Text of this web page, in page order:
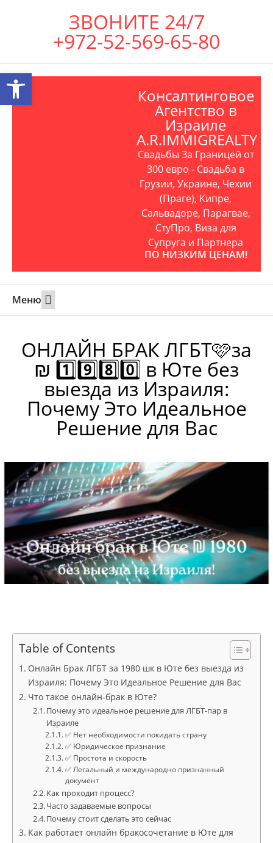
ЗВОНИТЕ 24/7
+972-52-569-65-80
Консалтинговое
Агентство в
Израиле
A.R.IMMIGREALTY
Свадьбы За Границей от
300 евро - Свадьба в
Грузии, Украине, Чехии
(Праге), Кипре,
Сальвадоре, Парагвае,
СтуПро, Виза для
Супруга и Партнера
ПО НИЗКИМ ЦЕНАМ!
Меню
ОНЛАЙН БРАК ЛГБТ🩷за
₪ 1️⃣9️⃣8️⃣0️⃣ в Юте без
выезда из Израиля:
Почему Это Идеальное
Решение для Вас
Table of Contents
Онлайн Брак ЛГБТ за 1980 шк в Юте без выезда из
Израиля: Почему Это Идеальное Решение для Вас
Что такое онлайн-брак в Юте?
Почему это идеальное решение для ЛГБТ-пар в
Израиле
✅ Нет необходимости покидать страну
✅ Юридическое признание
✅ Простота и скорость
✅ Легальный и международно признанный
документ
Как проходит процесс?
Часто задаваемые вопросы
Почему стоит сделать это сейчас
Как работает онлайн бракосочетание в Юте для
Открыть панель инструментов